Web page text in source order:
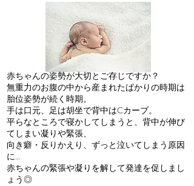
赤ちゃんの姿勢が大切とご存じですか？
​無重力のお腹の中から産まれたばかりの時期は
胎位姿勢が続く時期。
手は口元、足は胡坐で背中はCカーブ。
平らなところで寝かしてしまうと、背中が伸び
てしまい凝りや緊張、
向き癖・反りかえり、ずっと泣いてしまう原因
に…
赤ちゃんの緊張や凝りを解して発達を促しまし
ょう◎